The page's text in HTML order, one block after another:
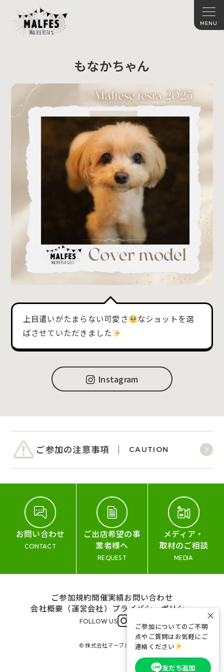
もなかちゃん
上目遣いがたまらない可愛さ
なショットを選
ばさせていただきました
Instagram
ご参加の注意事項 CAUTION
お問い合わせ
CONTACT
ご出店希望の事
業者様へ
REQUEST
メディア・
取材のご相談
MEDIA
ご参加規約開催実績お問い合わせ
会社概要（運営会社） プライバシーポリシー
FOLLOW US
© 株式会社マーブル&コー
ご参加についてのご不明
点やご質問はお気軽にご
連絡ください
友だち追加
×